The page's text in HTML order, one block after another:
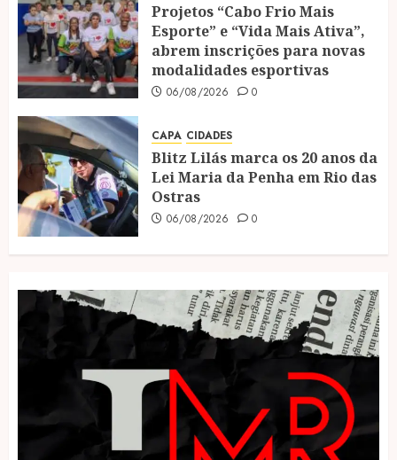
Projetos “Cabo Frio Mais
Esporte” e “Vida Mais Ativa”,
abrem inscrições para novas
modalidades esportivas
06/08/2026 0
CAPA CIDADES
Blitz Lilás marca os 20 anos da
Lei Maria da Penha em Rio das
Ostras
06/08/2026 0